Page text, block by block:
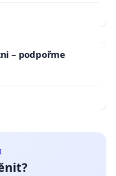
– podpořme